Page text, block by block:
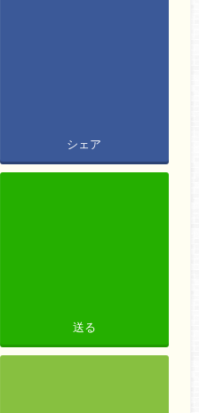
シェア
送る